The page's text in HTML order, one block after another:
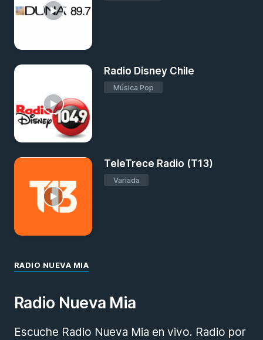
Radio Disney Chile
Música Pop
TeleTrece Radio (T13)
Variada
RADIO NUEVA MIA
Radio Nueva Mia
Escuche Radio Nueva Mia en vivo. Radio por